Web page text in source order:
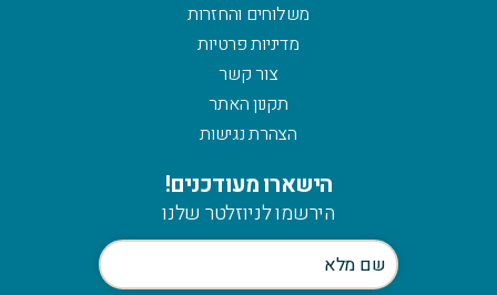
משלוחים והחזרות
מדיניות פרטיות
צור קשר
תקנון האתר
הצהרת נגישות
הישארו מעודכנים!
הירשמו לניוזלטר שלנו